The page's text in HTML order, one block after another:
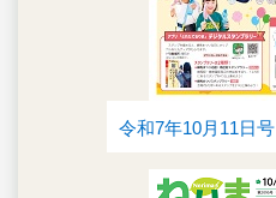
令和7年10月11日号